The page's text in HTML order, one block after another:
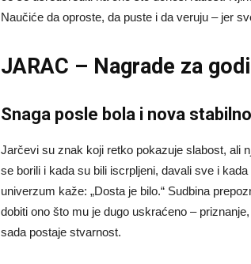
Naučiće da oproste, da puste i da veruju – jer
JARAC – Nagrade za
Snaga posle bola i nova
Jarčevi su znak koji retko pokazuje slabost, ali
se borili i kada su bili iscrpljeni, davali sve i
univerzum kaže: „Dosta je bilo.“ Sudbina
dobiti ono što mu je dugo uskraćeno –
sada postaje stvarnost.